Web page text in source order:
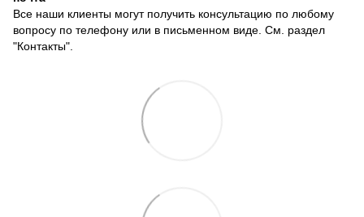
Все наши клиенты могут получить консультацию по любому
вопросу по телефону или в письменном виде. См. раздел
"Контакты".